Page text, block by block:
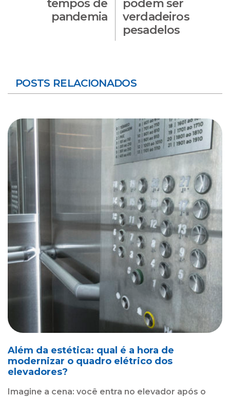
tempos de
pandemia
podem ser
verdadeiros
pesadelos
POSTS RELACIONADOS
Além da estética: qual é a hora de
modernizar o quadro elétrico dos
elevadores?
Imagine a cena: você entra no elevador após o